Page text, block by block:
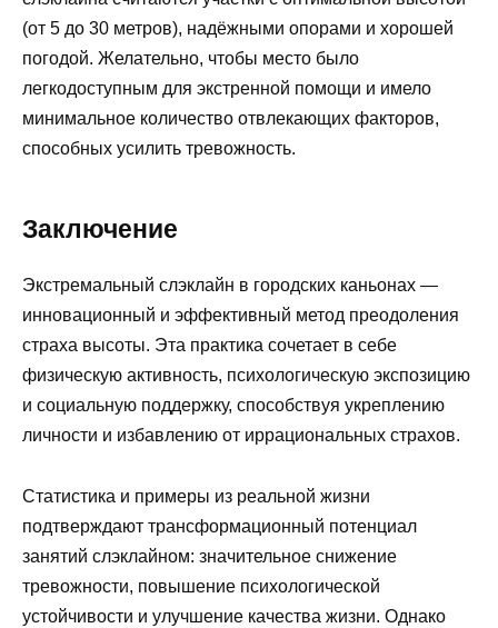
(от 5 до 30 метров), надёжными опорами и хорошей
погодой. Желательно, чтобы место было
легкодоступным для экстренной помощи и имело
минимальное количество отвлекающих факторов,
способных усилить тревожность.
Заключение
Экстремальный слэклайн в городских каньонах —
инновационный и эффективный метод преодоления
страха высоты. Эта практика сочетает в себе
физическую активность, психологическую экспозицию
и социальную поддержку, способствуя укреплению
личности и избавлению от иррациональных страхов.
Статистика и примеры из реальной жизни
подтверждают трансформационный потенциал
занятий слэклайном: значительное снижение
тревожности, повышение психологической
устойчивости и улучшение качества жизни. Однако